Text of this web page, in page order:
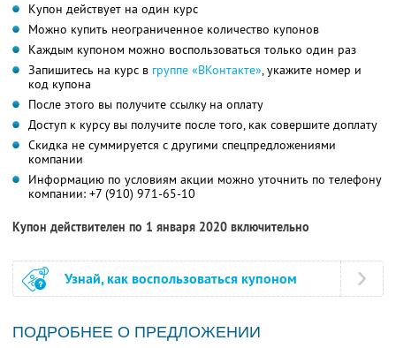
Купон действует на один курс
Можно купить неограниченное количество купонов
Каждым купоном можно воспользоваться только один раз
Запишитесь на курс в группе «ВКонтакте», укажите номер и
код купона
После этого вы получите ссылку на оплату
Доступ к курсу вы получите после того, как совершите доплату
Скидка не суммируется с другими спецпредложениями
компании
Информацию по условиям акции можно уточнить по телефону
компании: +7 (910) 971-65-10
Купон действителен по 1 января 2020 включительно
Узнай, как воспользоваться купоном
ПОДРОБНЕЕ О ПРЕДЛОЖЕНИИ